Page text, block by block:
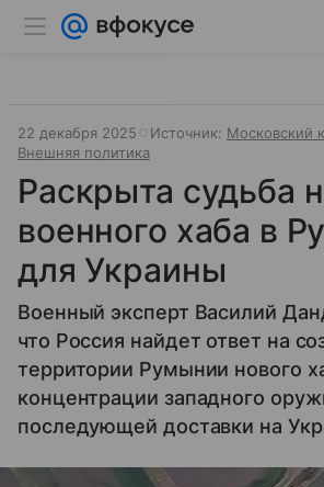
22 декабря 2025 Источник: Московский
Внешняя политика
Раскрыта судьба
военного хаба в
для Украины
Военный эксперт Василий
что Россия найдет ответ на
территории Румынии нового
концентрации западного
последующей доставки на